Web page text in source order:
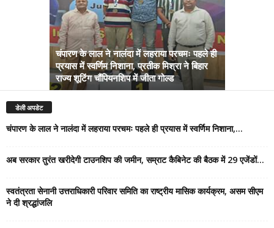
चंपारण के लाल ने नालंदा में लहराया परचमः पहले ही
प्रयास में स्वर्णिम निशाना, प्रतीक मिश्रा ने बिहार
राज्य शूटिंग चौंपियनशिप में जीता गोल्ड
डेली अपडेट
चंपारण के लाल ने नालंदा में लहराया परचमः पहले ही प्रयास में स्वर्णिम निशाना,...
अब सरकार तुरंत खरीदेगी टाउनशिप की जमीन, सम्राट कैबिनेट की बैठक में 29 एजेंडों...
स्वतंत्रता सेनानी उत्तराधिकारी परिवार समिति का राष्ट्रीय मासिक कार्यक्रम, असम सीएम
ने दी श्रद्धांजलि